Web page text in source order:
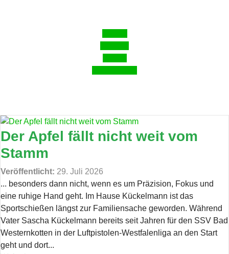
Der Apfel fällt nicht weit vom
Stamm
Veröffentlicht: 29. Juli 2026
... besonders dann nicht, wenn es um Präzision, Fokus und
eine ruhige Hand geht. Im Hause Kückelmann ist das
Sportschießen längst zur Familiensache geworden. Während
Vater Sascha Kückelmann bereits seit Jahren für den SSV Bad
Westernkotten in der Luftpistolen-Westfalenliga an den Start
geht und dort...